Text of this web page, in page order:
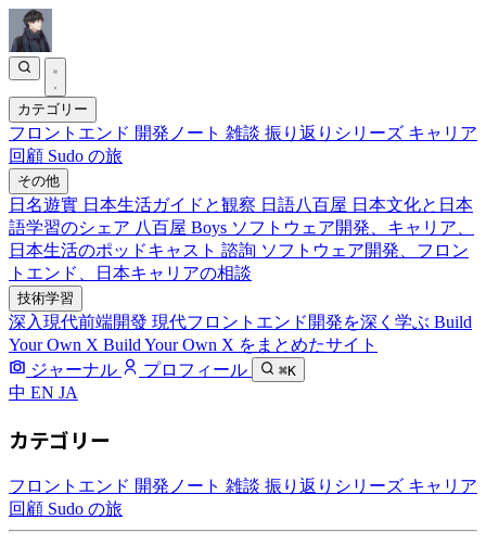
カテゴリー
フロントエンド 開発ノート 雑談 振り返りシリーズ キャリア
回顧 Sudo の旅
その他
日名遊實 日本生活ガイドと観察 日語八百屋 日本文化と日本
語学習のシェア 八百屋 Boys ソフトウェア開発、キャリア、
日本生活のポッドキャスト 諮詢 ソフトウェア開発、フロン
トエンド、日本キャリアの相談
技術学習
深入現代前端開發 現代フロントエンド開発を深く学ぶ Build
Your Own X Build Your Own X をまとめたサイト
ジャーナル
プロフィール ⌘K
中 EN JA
カテゴリー
フロントエンド 開発ノート 雑談 振り返りシリーズ キャリア
回顧 Sudo の旅